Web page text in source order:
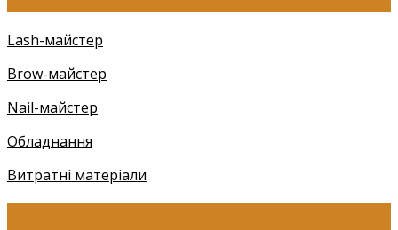
Lash-майстер
Brow-майстер
Nail-майстер
Обладнання
Витратні матеріали